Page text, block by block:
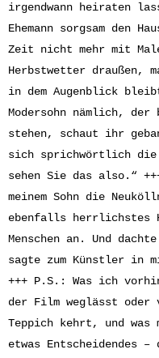
irgendwann heiraten
Ehemann sorgsam den
Zeit nicht mehr mit
Herbstwetter draußen,
in dem Augenblick
Modersohn nämlich,
stehen, schaut ihr
sich sprichwörtlich
sehen Sie das also.“
meinem Sohn die
ebenfalls herrlichstes
Menschen an. Und
sagte zum Künstler in
+++ P.S.: Was ich
der Film weglässt oder
Teppich kehrt, und
etwas Entscheidendes